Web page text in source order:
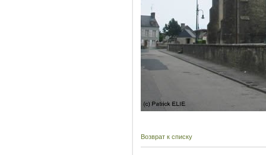
Возврат к списку